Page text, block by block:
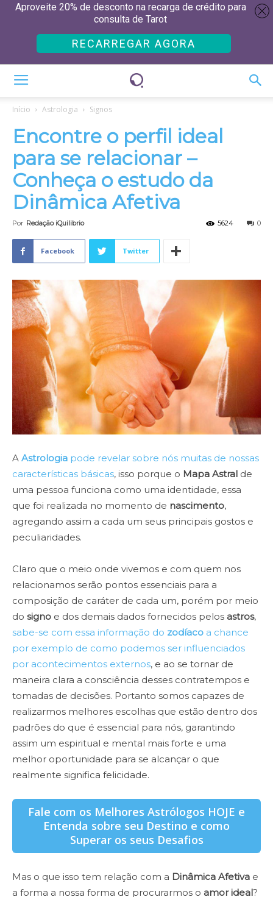
Início Astrologia Signos
Encontre o perfil ideal
para se relacionar –
Conheça o estudo da
Dinâmica Afetiva
Por Redação iQuilibrio 0
5624
Facebook Twitter
A Astrologia pode revelar sobre nós muitas de nossas
características básicas, isso porque o Mapa Astral de
uma pessoa funciona como uma identidade, essa
que foi realizada no momento de nascimento,
agregando assim a cada um seus principais gostos e
peculiaridades.
Claro que o meio onde vivemos e com quem nos
relacionamos serão pontos essenciais para a
composição de caráter de cada um, porém por meio
do signo e dos demais dados fornecidos pelos astros,
sabe-se com essa informação do zodíaco a chance
por exemplo de como podemos ser influenciados
por acontecimentos externos, e ao se tornar de
maneira clara a consciência desses contratempos e
tomadas de decisões. Portanto somos capazes de
realizarmos melhores escolhas que estão dentro dos
padrões do que é essencial para nós, garantindo
assim um espiritual e mental mais forte e uma
melhor oportunidade para se alcançar o que
realmente significa felicidade.
Fale com os Melhores Astrólogos HOJE e
Entenda sobre seu Destino e como
Superar os seus Desafios
Mas o que isso tem relação com a Dinâmica Afetiva e
a forma a nossa forma de procurarmos o amor ideal?
Aproveite 20% de desconto na recarga de crédito para
consulta de Tarot
RECARREGAR AGORA